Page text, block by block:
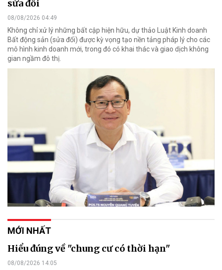
sửa đổi
08/08/2026 04:49
Không chỉ xử lý những bất cập hiện hữu, dự thảo Luật Kinh doanh
Bất động sản (sửa đổi) được kỳ vọng tạo nền tảng pháp lý cho các
mô hình kinh doanh mới, trong đó có khai thác và giao dịch không
gian ngầm đô thị.
MỚI NHẤT
Hiểu đúng về "chung cư có thời hạn"
08/08/2026 14:05